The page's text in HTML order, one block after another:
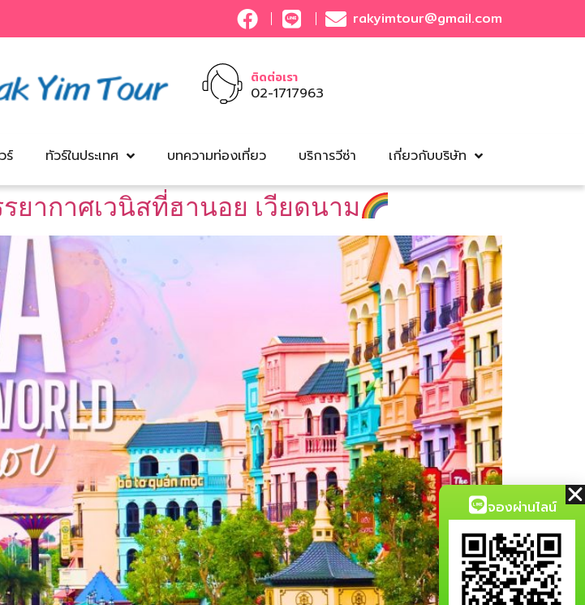
rakyimtour@gmail.com
ติดต่อเรา
02-1717963
ร์ ทัวร์ในประเทศ บทความท่องเที่ยว บริการวีซ่า เกี่ยวกับบริษัท
ยากาศเวนิสที่ฮานอย เวียดนาม
จองผ่านไลน์